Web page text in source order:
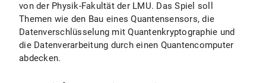
von der Physik-Fakultät der LMU. Das Spiel soll
Themen wie den Bau eines Quantensensors, die
Datenverschlüsselung mit Quantenkryptographie und
die Datenverarbeitung durch einen Quantencomputer
abdecken.